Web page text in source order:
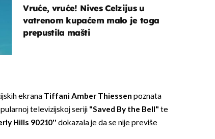
Vruće, vruće! Nives Celzijus u
vatrenom kupaćem malo je toga
prepustila mašti
ekrana Tiffani Amber Thiessen poznata
televizijskoj seriji "Saved By the Bell" te
Hills 90210'' dokazala je da se nije previše